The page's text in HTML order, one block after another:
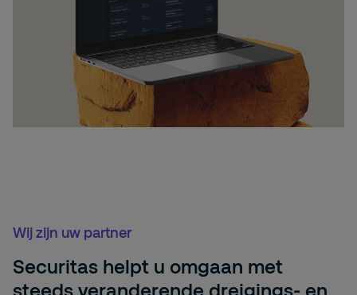
Wij zijn uw partner
Securitas helpt u omgaan met
steeds veranderende dreigings- en